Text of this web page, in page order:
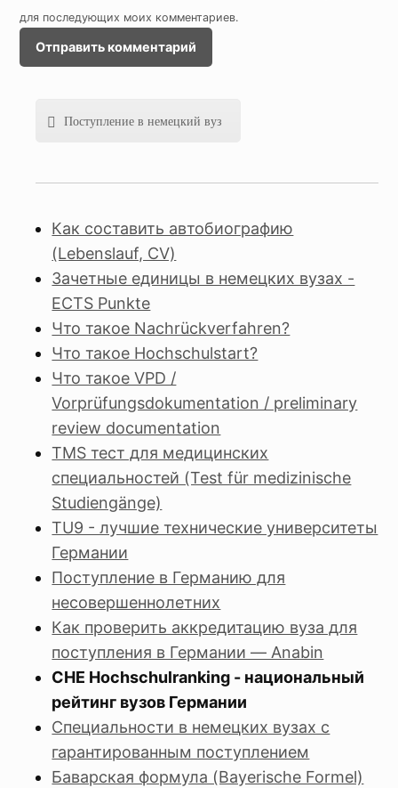
для последующих моих комментариев.
Поступление в немецкий вуз
Как составить автобиографию
(Lebenslauf, CV)
Зачетные единицы в немецких вузах -
ECTS Punkte
Что такое Nachrückverfahren?
Что такое Hochschulstart?
Что такое VPD /
Vorprüfungsdokumentation / preliminary
review documentation
TMS тест для медицинских
специальностей (Test für medizinische
Studiengänge)
TU9 - лучшие технические университеты
Германии
Поступление в Германию для
несовершеннолетних
Как проверить аккредитацию вуза для
поступления в Германии — Anabin
CHE Hochschulranking - национальный
рейтинг вузов Германии
Специальности в немецких вузах с
гарантированным поступлением
Баварская формула (Bayerische Formel)